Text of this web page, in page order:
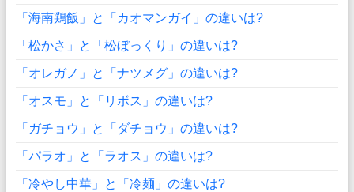
「海南鶏飯」と「カオマンガイ」の違いは?
「松かさ」と「松ぼっくり」の違いは?
「オレガノ」と「ナツメグ」の違いは?
「オスモ」と「リボス」の違いは?
「ガチョウ」と「ダチョウ」の違いは?
「パラオ」と「ラオス」の違いは?
「冷やし中華」と「冷麺」の違いは?